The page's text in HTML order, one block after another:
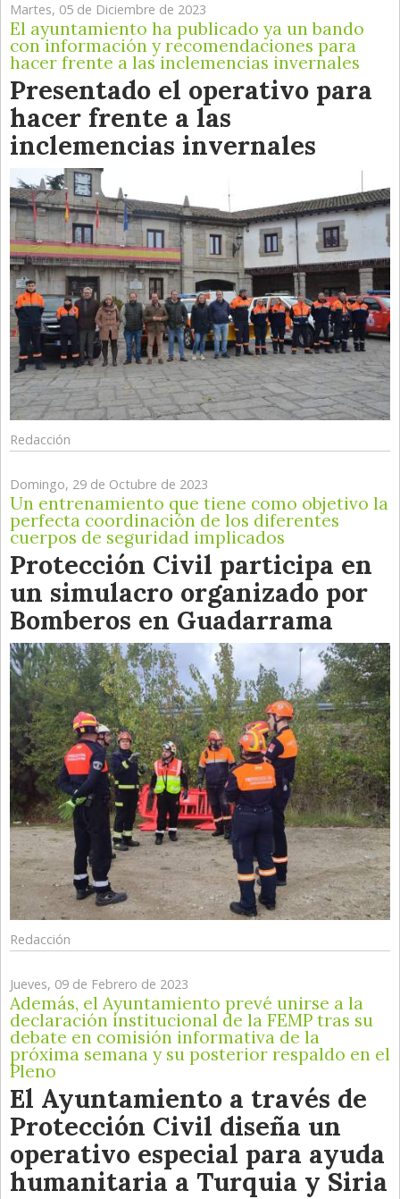
Martes, 05 de Diciembre de 2023
El ayuntamiento ha publicado ya un bando
con información y recomendaciones para
hacer frente a las inclemencias invernales
Presentado el operativo para
hacer frente a las
inclemencias invernales
Redacción
Domingo, 29 de Octubre de 2023
Un entrenamiento que tiene como objetivo la
perfecta coordinación de los diferentes
cuerpos de seguridad implicados
Protección Civil participa en
un simulacro organizado por
Bomberos en Guadarrama
Redacción
Jueves, 09 de Febrero de 2023
Además, el Ayuntamiento prevé unirse a la
declaración institucional de la FEMP tras su
debate en comisión informativa de la
próxima semana y su posterior respaldo en el
Pleno
El Ayuntamiento a través de
Protección Civil diseña un
operativo especial para ayuda
humanitaria a Turquia y Siria